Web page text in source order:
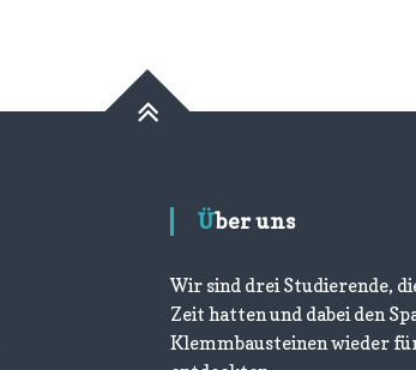
Über uns
Wir sind drei Studierende,
Zeit hatten und dabei den
Klemmbausteinen wieder